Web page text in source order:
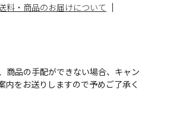
料・商品のお届けについて
商品の手配ができない場合、キャン
をお送りしますので予めご了承く